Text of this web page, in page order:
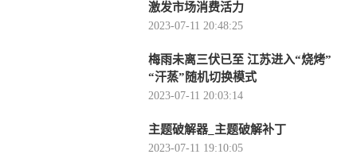
激发市场消费活力
2023-07-11 20:48:25
梅雨未离三伏已至 江苏进入“烧烤”
“汗蒸”随机切换模式
2023-07-11 20:03:14
主题破解器_主题破解补丁
2023-07-11 19:10:05